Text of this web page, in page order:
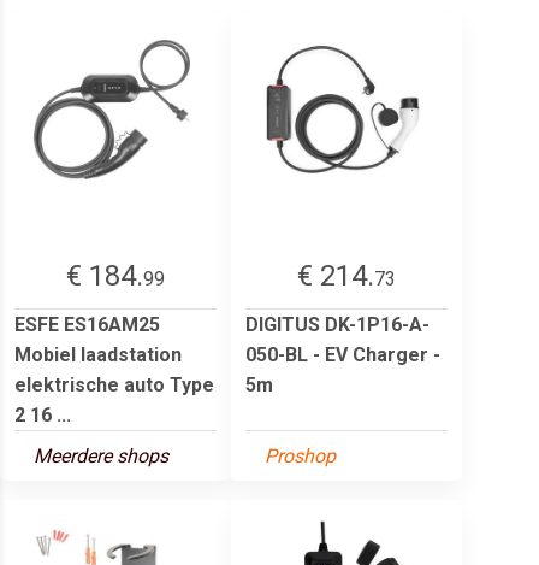
€ 184.99
ESFE ES16AM25
Mobiel laadstation
elektrische auto Type
2 16 ...
Meerdere shops
€ 214.73
DIGITUS DK-1P16-A-
050-BL - EV Charger -
5m
Proshop